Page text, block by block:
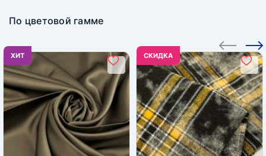
По цветовой гамме
ХИТ CКИДКА